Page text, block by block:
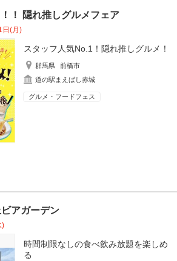
！ 隠れ推しグルメフェア
日(月)
スタッフ人気No.1！隠れ推しグルメ！
群馬県
前橋市
道の駅まえばし赤城
グルメ・フードフェス
アガーデン
)
時間制限なしの食べ飲み放題を楽しめ
る